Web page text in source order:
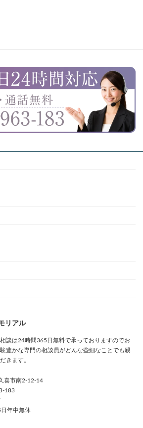
リアル
談は24時間365日無料で承っておりますのでお
豊かな専門の相談員がどんな些細なことでも親
きます。
喜市南2-12-14
183
年中無休